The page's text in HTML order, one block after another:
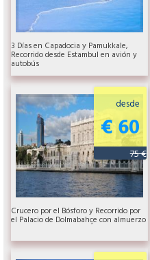
3 Días en Capadocia y Pamukkale,
Recorrido desde Estambul en avión y
autobús
desde
€ 60
75 €
Crucero por el Bósforo y Recorrido por
el Palacio de Dolmabahçe con almuerzo